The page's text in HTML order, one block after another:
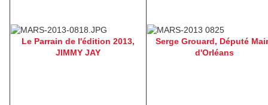
Le Parrain de l'édition 2013,
JIMMY JAY
Serge Grouard, Député
d'Orléans